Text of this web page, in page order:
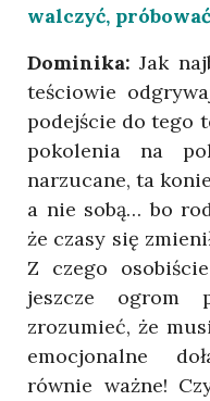
walczyć,
Dominika: Jak
teściowie
podejście do tego
pokolenia na
narzucane, ta
a nie sobą… bo
że czasy się
Z czego
jeszcze ogrom
zrozumieć, że
emocjonalne
równie ważne!